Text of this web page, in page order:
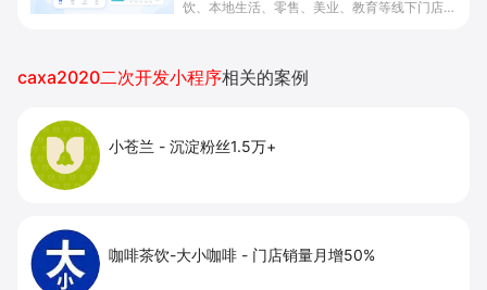
饮、本地生活、零售、美业、教育等线下门店及
caxa2020二次开发小程序相关的案例
小苍兰 - 沉淀粉丝1.5万+
咖啡茶饮-大小咖啡 - 门店销量月增50%